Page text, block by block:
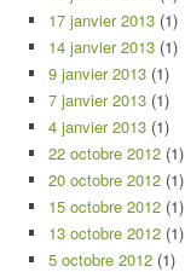
17 janvier 2013 (1)
14 janvier 2013 (1)
9 janvier 2013 (1)
7 janvier 2013 (1)
4 janvier 2013 (1)
22 octobre 2012 (1)
20 octobre 2012 (1)
15 octobre 2012 (1)
13 octobre 2012 (1)
5 octobre 2012 (1)